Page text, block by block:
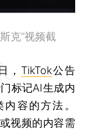
克”视频截
， TikTok公告
标记AI生成内
容的方法。
视频的内容需